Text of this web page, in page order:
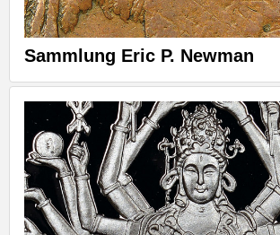
Sammlung Eric P. Newman